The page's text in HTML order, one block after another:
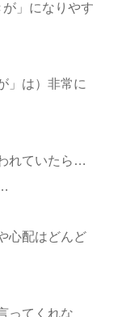
」になりやす
」は）非常に
れていたら…
心配はどんど
ってくれな